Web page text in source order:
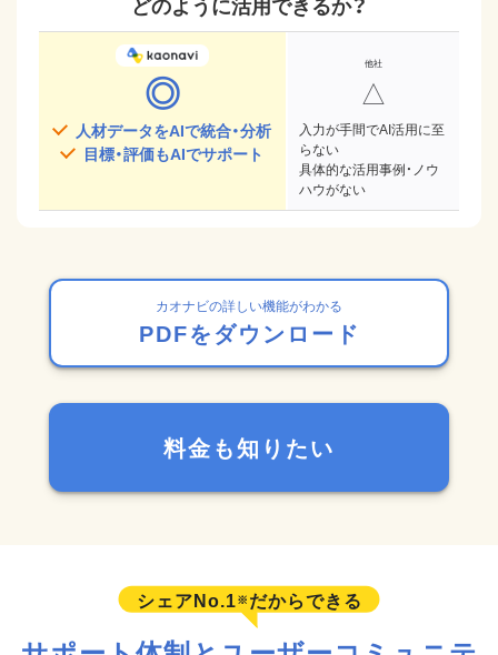
◎
人材データをAIで統合・分析
目標・評価もAIでサポート
△
入力が手間でAI活用に至
らない
具体的な活用事例・ノウ
ハウがない
カオナビの詳しい機能がわかる
PDFをダウンロード
料金も知りたい
シェアNo.1※ だからできる